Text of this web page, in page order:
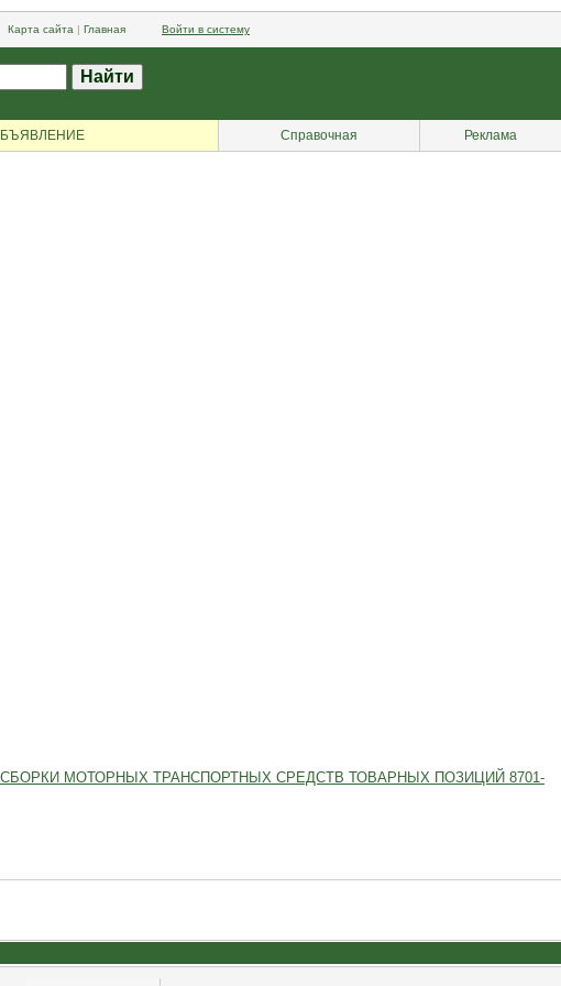
Карта сайта | Главная Войти в систему
Справочная Реклама
МОТОРНЫХ ТРАНСПОРТНЫХ СРЕДСТВ ТОВАРНЫХ ПОЗИЦИЙ 8701-